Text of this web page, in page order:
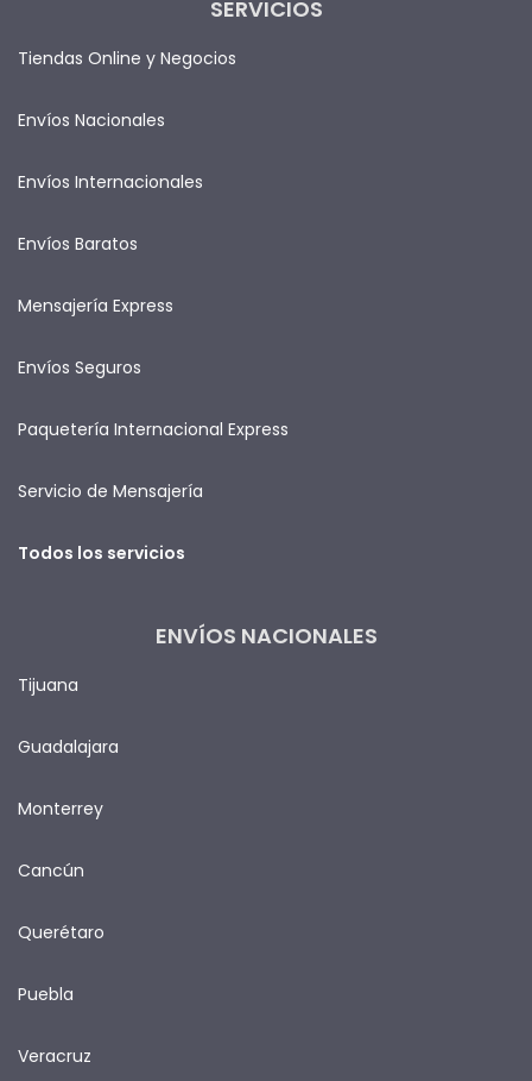
SERVICIOS
Tiendas Online y Negocios
Envíos Nacionales
Envíos Internacionales
Envíos Baratos
Mensajería Express
Envíos Seguros
Paquetería Internacional Express
Servicio de Mensajería
Todos los servicios
ENVÍOS NACIONALES
Tijuana
Guadalajara
Monterrey
Cancún
Querétaro
Puebla
Veracruz